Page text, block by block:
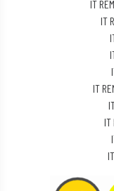
IT
IT
IT
IT